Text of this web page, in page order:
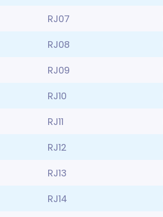
RJ07
RJ08
RJ09
RJ10
RJ11
RJ12
RJ13
RJ14